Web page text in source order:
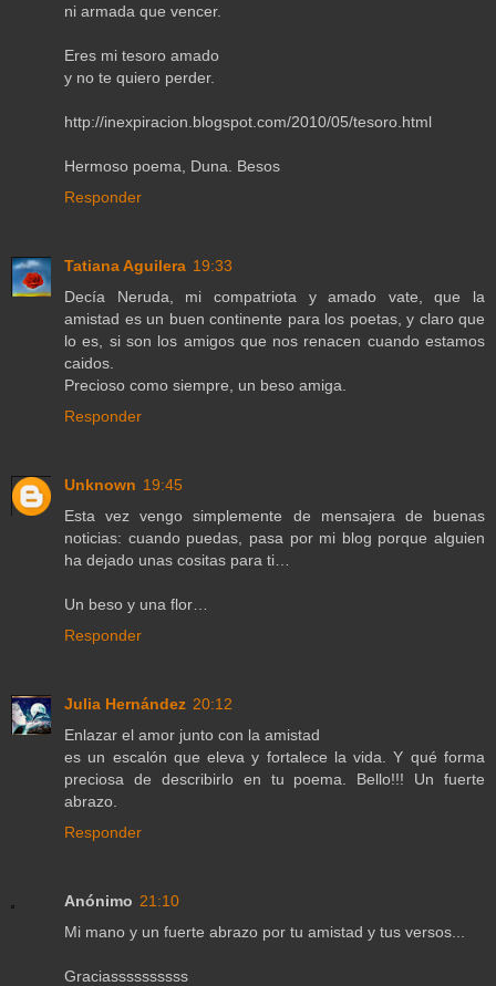
ni armada que vencer.
Eres mi tesoro amado
y no te quiero perder.
http://inexpiracion.blogspot.com/2010/05/tesoro.html
Hermoso poema, Duna. Besos
Responder
Tatiana Aguilera 19:33
Decía Neruda, mi compatriota y amado vate, que la
amistad es un buen continente para los poetas, y claro que
lo es, si son los amigos que nos renacen cuando estamos
caidos.
Precioso como siempre, un beso amiga.
Responder
Unknown 19:45
Esta vez vengo simplemente de mensajera de buenas
noticias: cuando puedas, pasa por mi blog porque alguien
ha dejado unas cositas para ti…
Un beso y una flor…
Responder
Julia Hernández 20:12
Enlazar el amor junto con la amistad
es un escalón que eleva y fortalece la vida. Y qué forma
preciosa de describirlo en tu poema. Bello!!! Un fuerte
abrazo.
Responder
Anónimo 21:10
Mi mano y un fuerte abrazo por tu amistad y tus versos...
Graciassssssssss